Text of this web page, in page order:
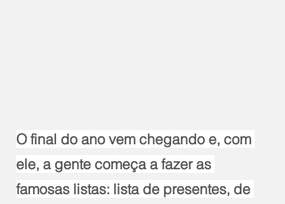
O final do ano vem chegando e, com
ele, a gente começa a fazer as
famosas listas: lista de presentes, de